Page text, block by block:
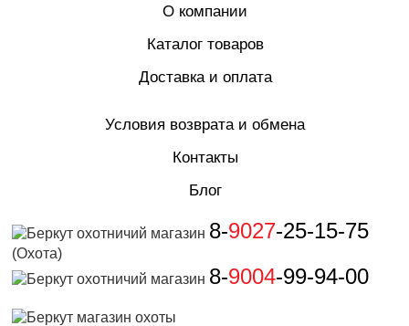
О компании
Каталог товаров
Доставка и оплата
Условия возврата и обмена
Контакты
Блог
8-9027-25-15-75
(Охота)
8-9004-99-94-00